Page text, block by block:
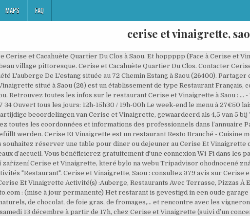
MAPS FAQ
cerise et vinaigrette,
Cerise et Cacahuète Quartier Du Clos à Saou. Et hoppppp (Face à Cerise et
village pittoresque. Cerise et Cacahuète Quartier Du Clos. Contacter
L'auberge De L'estang située au 72 Chemin Estang à Saou (26400).
situé à Saou (26) est un établissement de type Restaurant Français,
Retrouvez toutes les infos sur le restaurant Cerise et Vinaigrette à Saou :
34 Ouvert tous les jours: 12h-15h30 / 19h-00h Le week-end le menu à
beoordelingen van Cerise et Vinaigrette, gewaardeerd als 4,5 van 5
toutes les coordonnées et informations des professionnels dans l’annuaire
werden. Cerise Et Vinaigrette est un restaurant Resto Branché - Cuisine
souhaitez réserver une table pour diner ou dejeuner au Cerise Et
d’accueil. Vous bénéficierez gratuitement d'une connexion Wi-Fi dans les
Cerise et Vinaigrette, které bylo na webu Tripadvisor ohodnocené
"Restaurant". Cerise et Vinaigrette, Saou : consultez 379 avis sur
Et Vinaigrette Activité(s) :Auberge, Restaurants Avec Terrasse, Pizzas
: (mise à jour permanente) Het restarant is gevestigd in een oude garage
de chocolat, de foie gras, de fromages,… et rencontre avec les
13 décembre à partir de 17h, chez Cerise et Vinaigrette (suivi d’un